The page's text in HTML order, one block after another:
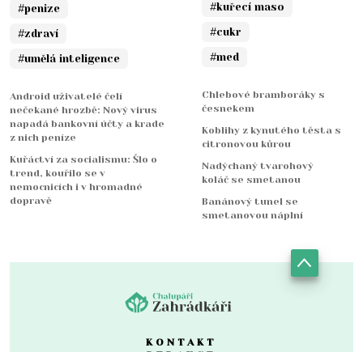
#penize
#zdraví
#umělá inteligence
Android uživatelé čelí
nečekané hrozbě: Nový virus
napadá bankovní účty a krade
z nich peníze
Kuřáctví za socialismu: Šlo o
trend, kouřilo se v
nemocnicích i v hromadné
dopravě
#kuřecí maso
#cukr
#med
Chlebové bramboráky s
česnekem
Koblihy z kynutého těsta s
citronovou kůrou
Nadýchaný tvarohový
koláč se smetanou
Banánový tunel se
smetanovou náplní
KONTAKT